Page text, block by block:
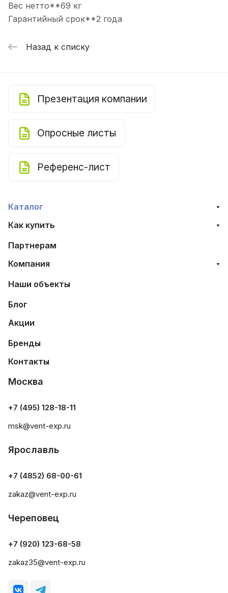
Вес нетто**69 кг
Гарантийный срок**2 года
Назад к списку
Презентация компании
Опросные листы
Референс-лист
Каталог
Как купить
Партнерам
Компания
Наши объекты
Блог
Акции
Бренды
Контакты
Москва
+7 (495) 128-18-11
msk@vent-exp.ru
Ярославль
+7 (4852) 68-00-61
zakaz@vent-exp.ru
Череповец
+7 (920) 123-68-58
zakaz35@vent-exp.ru